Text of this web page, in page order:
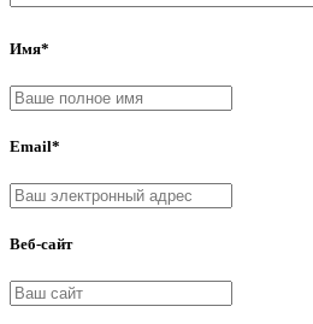
Имя*
Email*
Веб-сайт